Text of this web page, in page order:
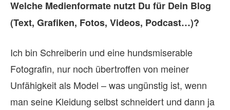
Wel­che Me­di­en­for­mate nutzt Du für Dein Blog
(Text, Gra­fi­ken, Fo­tos, Vi­deos, Pod­cast…)?
Ich bin Schreiberin und eine hundsmiserable
Fotografin, nur noch übertroffen von meiner
Unfähigkeit als Model – was ungünstig ist, wenn
man seine Kleidung selbst schneidert und dann ja